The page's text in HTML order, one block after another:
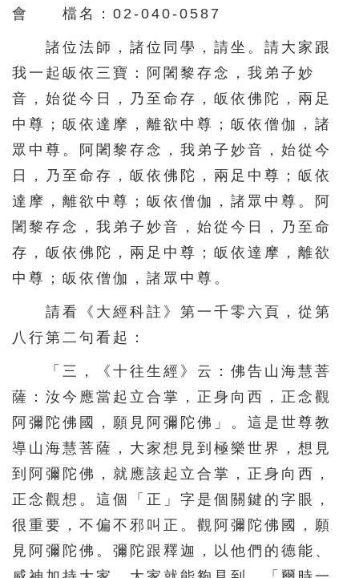
131 132 133 134 135
136 137 138 139 140
141 142 143 144 145
146 147 148 149 150
151 152 153 154 155
161 162 163 164 165
166 167 168
171 172 173 174 175
176 177
181 182 183 184 185
186 187 188 189 190
191 192 193 194 195
201 202 203 204 205
206 207 208 209 210
211 212 213 214 215
會 檔名：02-040-0587
諸位法師，諸位同學，請坐。請大家跟
我一起皈依三寶：阿闍黎存念，我弟子妙
音，始從今日，乃至命存，皈依佛陀，兩足
中尊；皈依達摩，離欲中尊；皈依僧伽，諸
眾中尊。阿闍黎存念，我弟子妙音，始從今
日，乃至命存，皈依佛陀，兩足中尊；皈依
達摩，離欲中尊；皈依僧伽，諸眾中尊。阿
闍黎存念，我弟子妙音，始從今日，乃至命
存，皈依佛陀，兩足中尊；皈依達摩，離欲
中尊；皈依僧伽，諸眾中尊。
請看《大經科註》第一千零六頁，從第
八行第二句看起：
「三，《十往生經》云：佛告山海慧菩
薩：汝今應當起立合掌，正身向西，正念觀
阿彌陀佛國，願見阿彌陀佛」。這是世尊教
導山海慧菩薩，大家想見到極樂世界，想見
到阿彌陀佛，就應該起立合掌，正身向西，
正念觀想。這個「正」字是個關鍵的字眼，
很重要，不偏不邪叫正。觀阿彌陀佛國，願
見阿彌陀佛。彌陀跟釋迦，以他們的德能、